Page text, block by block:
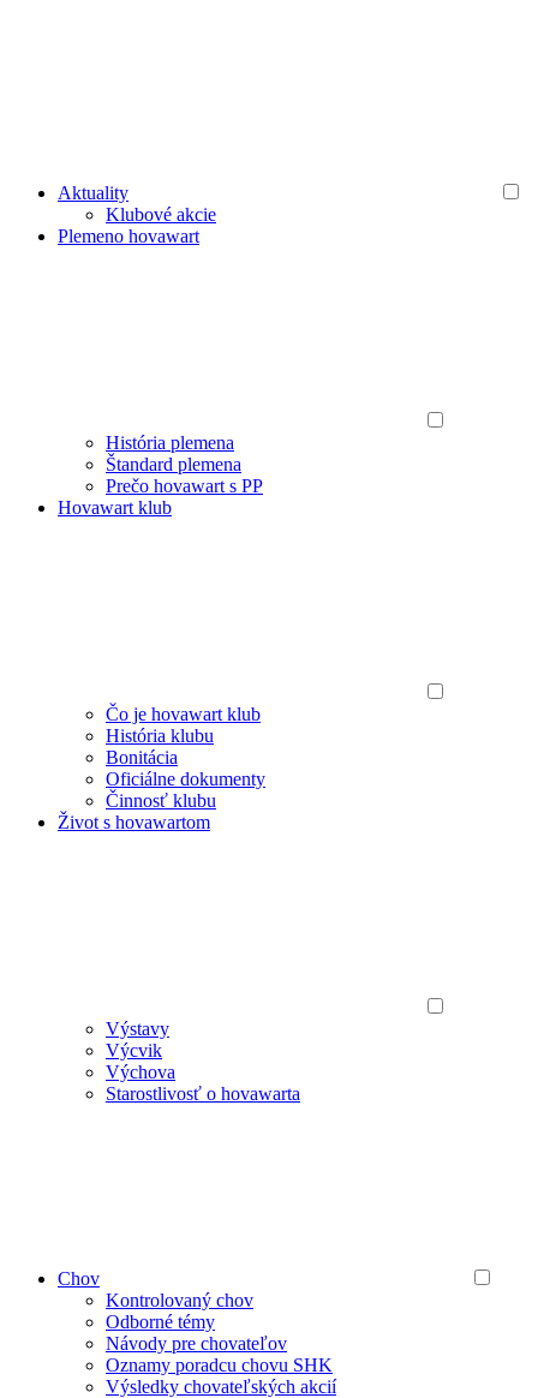
Aktuality
Klubové akcie
Plemeno hovawart
História plemena
Štandard plemena
Prečo hovawart s PP
Hovawart klub
Čo je hovawart klub
História klubu
Bonitácia
Oficiálne dokumenty
Činnosť klubu
Život s hovawartom
Výstavy
Výcvik
Výchova
Starostlivosť o hovawarta
Chov
Kontrolovaný chov
Odborné témy
Návody pre chovateľov
Oznamy poradcu chovu SHK
Výsledky chovateľských akcií